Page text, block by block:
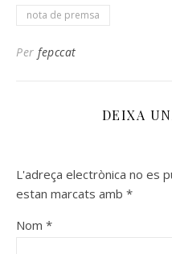
nota de premsa
Per fepccat
DEIXA
L'adreça electrònica no es
estan marcats amb *
Nom *